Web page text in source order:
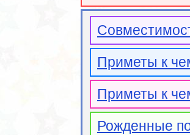
Приметы к
Приметы к
Рожденные